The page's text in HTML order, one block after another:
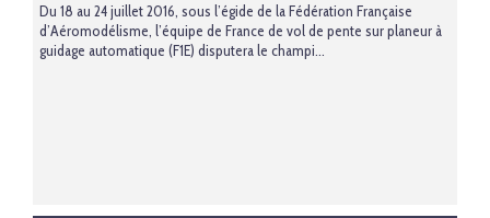
Du 18 au 24 juillet 2016, sous l’égide de la Fédération Française
d’Aéromodélisme, l’équipe de France de vol de pente sur planeur à
guidage automatique (F1E) disputera le champi...